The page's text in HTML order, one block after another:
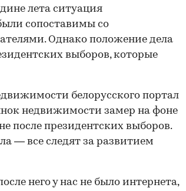
лета ситуация
сопоставимы со
Однако положение дела
выборов, которые
белорусского портал
недвижимости замер на фоне
после президентских выборов.
— все следят за развитием
него у нас не было интернета,